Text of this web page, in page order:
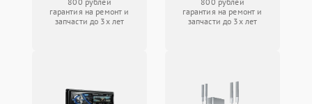
гарантия на ремонт и
запчасти до 3х лет
гарантия на ремонт и
запчасти до 3х лет